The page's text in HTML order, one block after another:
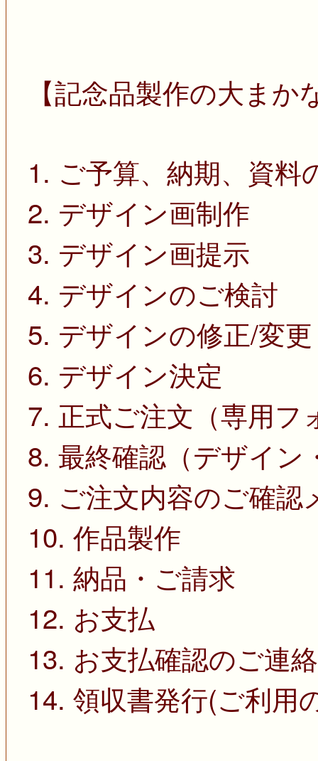
【記念品製作の大まか
1. ご予算、納期、資料
2. デザイン画制作
3. デザイン画提示
4. デザインのご検討
5. デザインの修正/変更
6. デザイン決定
7. 正式ご注文（専用フ
8. 最終確認（デザイン
9. ご注文内容のご確認
10. 作品製作
11. 納品・ご請求
12. お支払
13. お支払確認のご連絡
14. 領収書発行(ご利用